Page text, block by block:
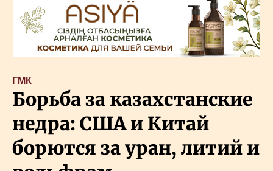
ГМК
Борьба за казахстанские
недра: США и Китай
борются за уран, литий и